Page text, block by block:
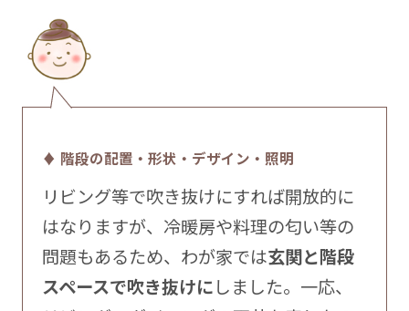
♦ 階段の配置・形状・デザイン・照明
リビング等で吹き抜けにすれば開放的に
はなりますが、冷暖房や料理の匂い等の
問題もあるため、わが家では玄関と階段
スペースで吹き抜けにしました。一応、